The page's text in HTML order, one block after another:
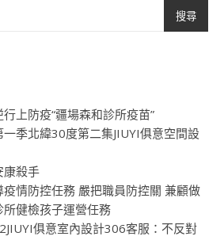
搜尋
上防疫“疆場森和診所疫苗”
一季北緯30度第二集JIUYI俱意空間設
康殺手
情防控任務 嚴把職員防控關 兼顧做
健檢孩子運營任務
俱意室內設計306客服：不反對